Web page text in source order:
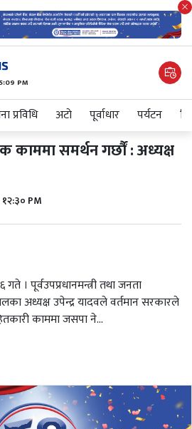
PM
प्रविधि अटाे पूर्वाधार पर्यटन
काममा समर्थन गर्छौं : अध्यक्ष
PM
। पूर्वउपप्रधानमन्त्री तथा जनता
अध्यक्ष उपेन्द्र यादवले वर्तमान सरकारले
काममा जसपा ने...